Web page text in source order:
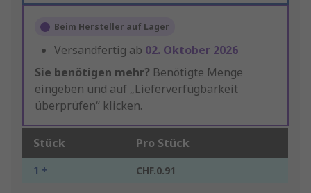
Beim Hersteller auf Lager
Versandfertig ab 02. Oktober 2026
Sie benötigen mehr? Benötigte Menge
eingeben und auf „Lieferverfügbarkeit
überprüfen“ klicken.
Stück Pro Stück
1 + CHF.0.91